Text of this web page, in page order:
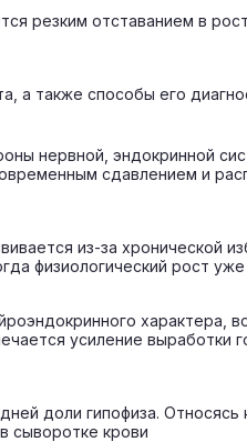
резким отставанием в
а также способы его
нервной, эндокринной
сдавлением и
из-за хронической
физиологический рост
характера,
усиление выработки
доли гипофиза.
сыворотке крови